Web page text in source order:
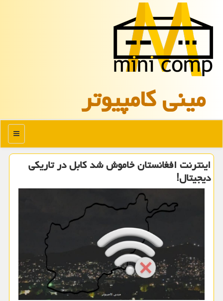
مینی كامپیوتر
منو
اینترنت افغانستان خاموش شد کابل در تاریکی
دیجیتال!